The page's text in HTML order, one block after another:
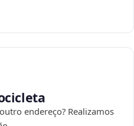
endereço? Realizamos